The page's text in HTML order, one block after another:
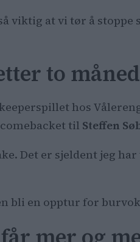
viktig at vi tør å
to
hos
til Steffen
Det er sjeldent jeg
bli en opptur for